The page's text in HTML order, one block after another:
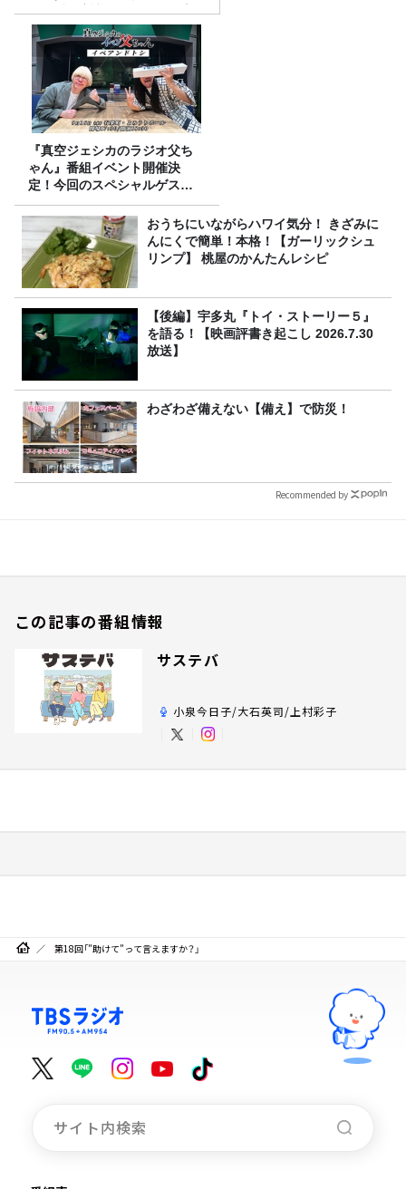
ジオ番組審議会からのご報告
＞
『真空ジェシカのラジオ父ち
ゃん』番組イベント開催決
定！今回のスペシャルゲスト
は、タカアンドトシ！
おうちにいながらハワイ気分！ きざみに
んにくで簡単！本格！【ガーリックシュ
リンプ】 桃屋のかんたんレシピ
【後編】宇多丸『トイ・ストーリー５』
を語る！【映画評書き起こし 2026.7.30
放送】
わざわざ備えない【備え】で防災！
Recommended by
この記事の番組情報
サステバ
小泉今日子/大石英司/上村彩子
第18回「”助けて”って言えますか？」